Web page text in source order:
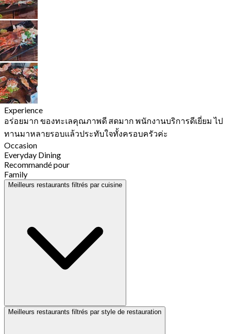
Experience
อร่อยมาก ของทะเลคุณภาพดี สดมาก พนักงานบริการดีเยี่ยม ไป
ทานมาหลายรอบแล้วประทับใจทั้งครอบครัวค่ะ
Occasion
Everyday Dining
Recommandé pour
Family
Meilleurs restaurants filtrés par cuisine
Meilleurs restaurants filtrés par style de restauration